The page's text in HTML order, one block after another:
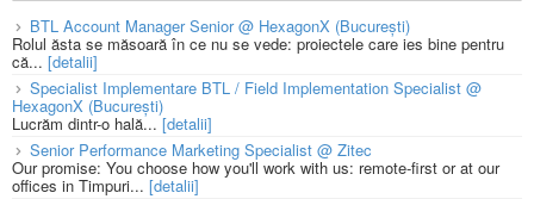
BTL Account Manager Senior @ HexagonX (București)
Rolul ăsta se măsoară în ce nu se vede: proiectele care ies bine pentru
că... [detalii]
Specialist Implementare BTL / Field Implementation Specialist @
HexagonX (București)
Lucrăm dintr-o hală... [detalii]
Senior Performance Marketing Specialist @ Zitec
Our promise: You choose how you'll work with us: remote-first or at our
offices in Timpuri... [detalii]